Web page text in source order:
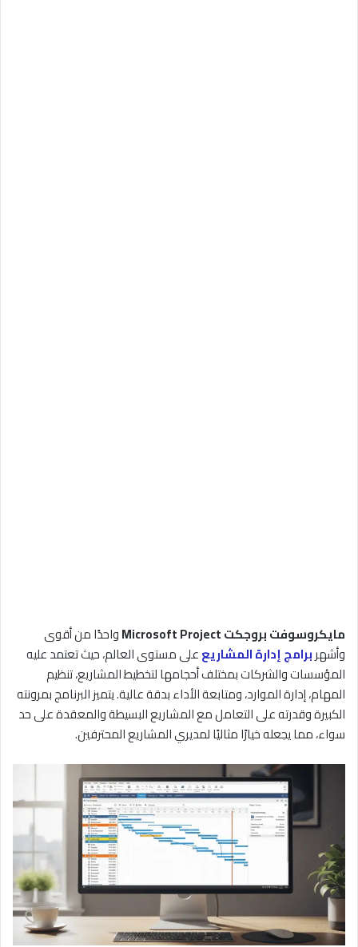
مايكروسوفت بروجكت Microsoft Project
واحدًا من أقوى
وأشهربرامج إدارة المشاريععلى مستوى العالم، حيث تعتمد عليه
المؤسسات والشركات بمختلف أحجامها لتخطيط المشاريع، تنظيم
المهام، إدارة الموارد، ومتابعة الأداء بدقة عالية. يتميز البرنامج بمرونته
الكبيرة وقدرته على التعامل مع المشاريع البسيطة والمعقدة على حد
سواء، مما يجعله خيارًا مثاليًا لمديري المشاريع المحترفين.